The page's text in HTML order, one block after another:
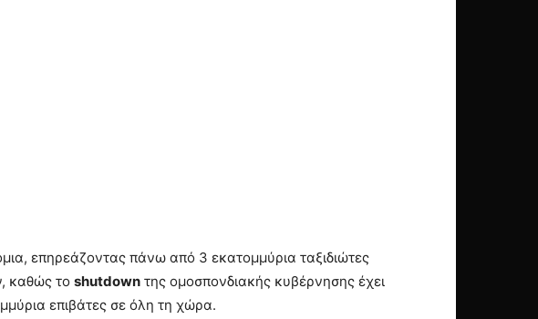
επηρεάζοντας πάνω από 3 εκατομμύρια ταξιδιώτες
καθώς το shutdown της ομοσπονδιακής κυβέρνησης έχει
επιβάτες σε όλη τη χώρα.